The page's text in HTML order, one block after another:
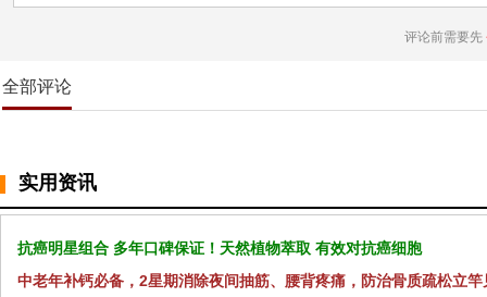
评论前需要先
全部评论
实用资讯
抗癌明星组合 多年口碑保证！天然植物萃取 有效对抗癌细胞
中老年补钙必备，2星期消除夜间抽筋、腰背疼痛，防治骨质疏松立竿